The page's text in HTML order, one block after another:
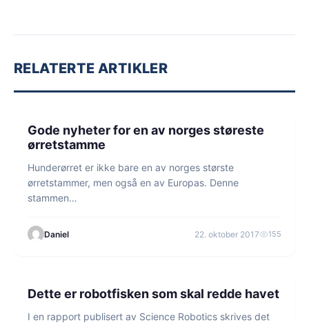
RELATERTE ARTIKLER
FISKE
3 min lesetid
Gode nyheter for en av norges støreste
ørretstamme
Hunderørret er ikke bare en av norges største
ørretstammer, men også en av Europas. Denne
stammen…
Daniel 22. oktober 2017 155
MILJØ
Dette er robotfisken som skal redde havet
I en rapport publisert av Science Robotics skrives det